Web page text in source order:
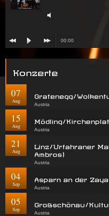
00:00
Konzerte
07
Aug
Grafenegg/
Austria
15
Aug
Mödling/
Austria
21
Aug
Linz/Urfahraner
Ambros)
Austria
04
Sep
Asparn an der
Austria
05
Sep
Großschönau/
Austria